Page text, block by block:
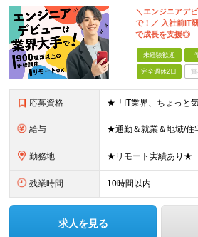
＼エンジニアデ
で！／ 入社前IT
で成長を支援◎
未経験歓迎
完全週休2日 賞
応募資格
給与
勤務地
残業時間 10時間以内
求人を見る